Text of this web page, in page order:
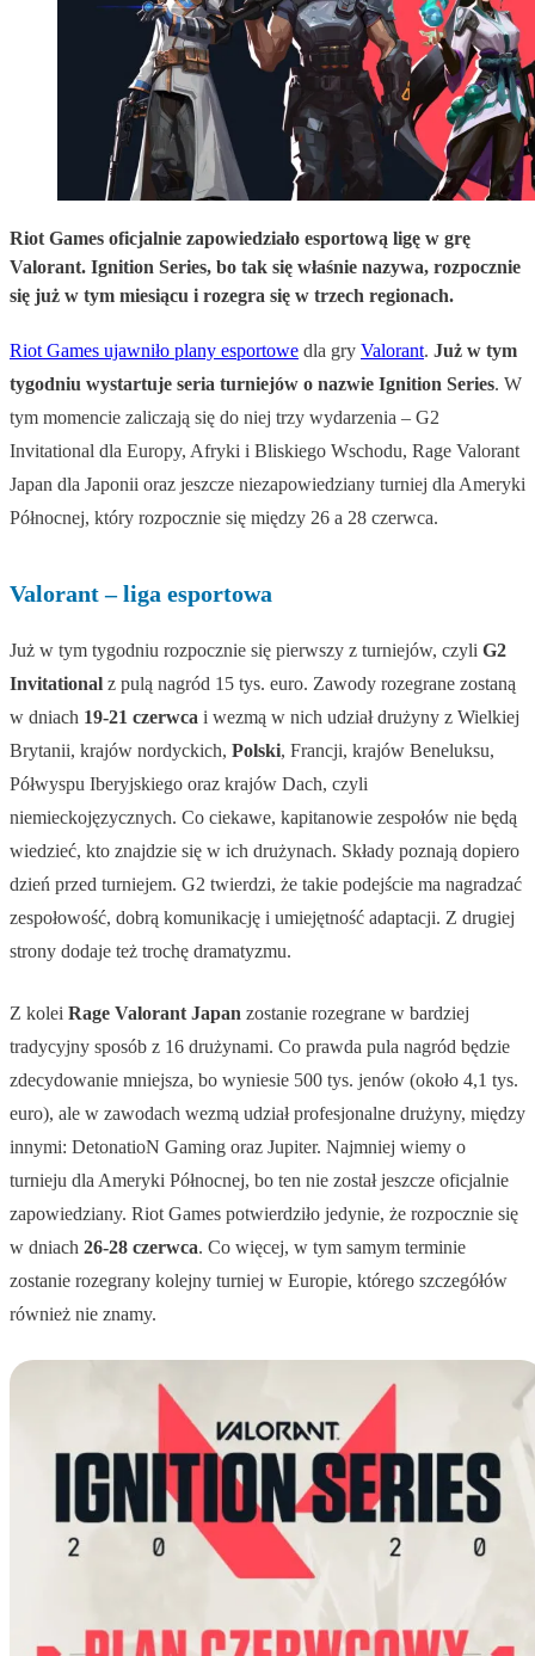
Riot Games oficjalnie zapowiedziało esportową ligę w grę
Valorant. Ignition Series, bo tak się właśnie nazywa, rozpocznie
się już w tym miesiącu i rozegra się w trzech regionach.
Riot Games ujawniło plany esportowe dla gry Valorant. Już w tym
tygodniu wystartuje seria turniejów o nazwie Ignition Series. W
tym momencie zaliczają się do niej trzy wydarzenia – G2
Invitational dla Europy, Afryki i Bliskiego Wschodu, Rage Valorant
Japan dla Japonii oraz jeszcze niezapowiedziany turniej dla Ameryki
Północnej, który rozpocznie się między 26 a 28 czerwca.
Valorant – liga esportowa
Już w tym tygodniu rozpocznie się pierwszy z turniejów, czyli G2
Invitational z pulą nagród 15 tys. euro. Zawody rozegrane zostaną
w dniach 19-21 czerwca i wezmą w nich udział drużyny z Wielkiej
Brytanii, krajów nordyckich, Polski, Francji, krajów Beneluksu,
Półwyspu Iberyjskiego oraz krajów Dach, czyli
niemieckojęzycznych. Co ciekawe, kapitanowie zespołów nie będą
wiedzieć, kto znajdzie się w ich drużynach. Składy poznają dopiero
dzień przed turniejem. G2 twierdzi, że takie podejście ma nagradzać
zespołowość, dobrą komunikację i umiejętność adaptacji. Z drugiej
strony dodaje też trochę dramatyzmu.
Z kolei Rage Valorant Japan zostanie rozegrane w bardziej
tradycyjny sposób z 16 drużynami. Co prawda pula nagród będzie
zdecydowanie mniejsza, bo wyniesie 500 tys. jenów (około 4,1 tys.
euro), ale w zawodach wezmą udział profesjonalne drużyny, między
innymi: DetonatioN Gaming oraz Jupiter. Najmniej wiemy o
turnieju dla Ameryki Północnej, bo ten nie został jeszcze oficjalnie
zapowiedziany. Riot Games potwierdziło jedynie, że rozpocznie się
w dniach 26-28 czerwca. Co więcej, w tym samym terminie
zostanie rozegrany kolejny turniej w Europie, którego szczegółów
również nie znamy.